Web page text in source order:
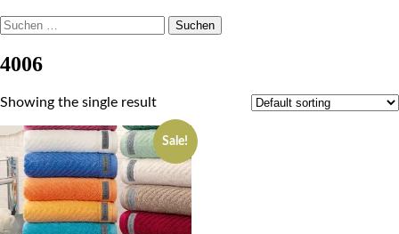
Suchen
4006
Showing the single result
Sale!